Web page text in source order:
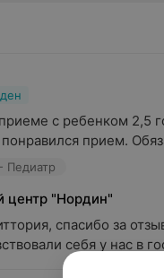
с ребенком 2,5
прием.
Педиатр
центр "Нордин"
спасибо за
себя у нас в